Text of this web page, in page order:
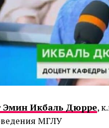
Эмин Икбаль Дюрре,
МГЛУ